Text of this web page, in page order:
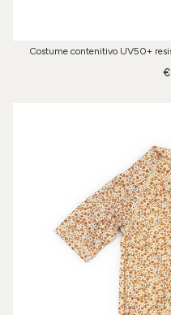
Costume contenitivo UV50+